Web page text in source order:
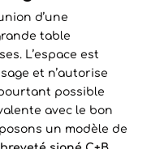
d’une
table
L’espace est
et n’autorise
possible
avec le bon
un modèle de